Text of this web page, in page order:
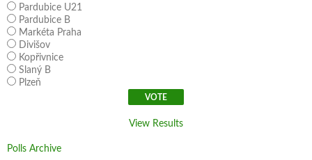
Pardubice U21
Pardubice B
Markéta Praha
Divišov
Kopřivnice
Slaný B
Plzeň
View Results
Polls Archive